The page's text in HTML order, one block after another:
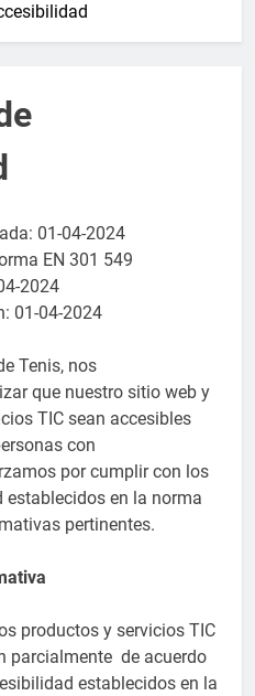
01-04-2024
EN 301 549
2024
01-04-2024
Tenis, nos
que nuestro sitio web y
TIC sean accesibles
con
por cumplir con los
en la norma
pertinentes.
productos y servicios TIC
parcialmente de acuerdo
establecidos en la